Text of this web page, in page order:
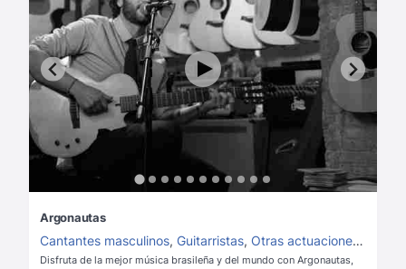
Argonautas
Cantantes masculinos, Guitarristas, Otras actuaciones instrumentales
Disfruta de la mejor música brasileña y del mundo con Argonautas,